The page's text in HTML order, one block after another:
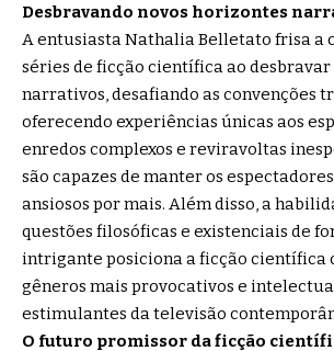
Desbravando novos horizontes
A entusiasta Nathalia Belletato frisa a
séries de ficção científica ao
narrativos, desafiando as convenções
oferecendo experiências únicas aos
enredos complexos e reviravoltas
são capazes de manter os
ansiosos por mais. Além disso, a
questões filosóficas e existenciais de
intrigante posiciona a ficção científica
gêneros mais provocativos e
estimulantes da televisão
O futuro promissor da ficção